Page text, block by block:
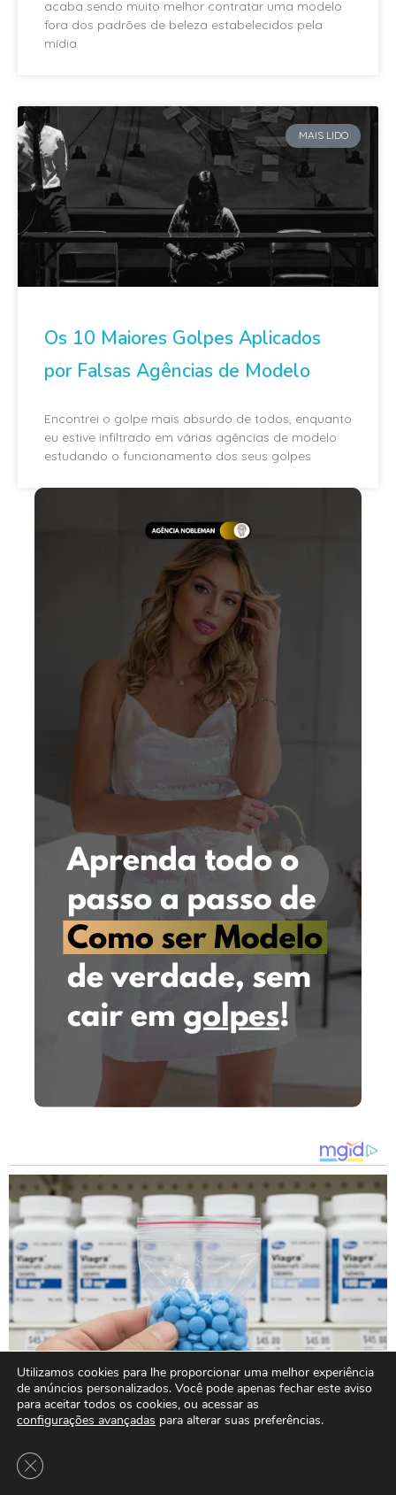
acaba sendo muito melhor contratar uma modelo
fora dos padrões de beleza estabelecidos pela
mídia
MAIS LIDO
Os 10 Maiores Golpes Aplicados
por Falsas Agências de Modelo
Encontrei o golpe mais absurdo de todos, enquanto
eu estive infiltrado em várias agências de modelo
estudando o funcionamento dos seus golpes
Utilizamos cookies para lhe proporcionar uma melhor experiência
de anúncios personalizados. Você pode apenas fechar este aviso
para aceitar todos os cookies, ou acessar as
configurações avançadas para alterar suas preferências.
Close GDPR Cookie Banner